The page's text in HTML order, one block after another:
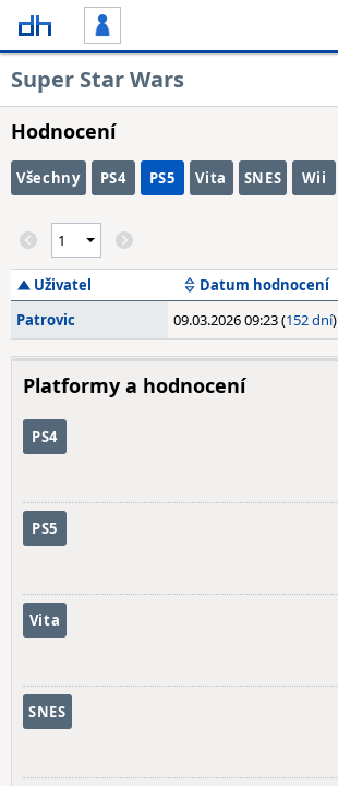
Super Star Wars
Hodnocení
Všechny PS4 PS5 Vita SNES Wii
Uživatel Datum hodnocení
Patrovic
09.03.2026 09:23 (152 dní)
Platformy a hodnocení
PS4
PS5
Vita
SNES